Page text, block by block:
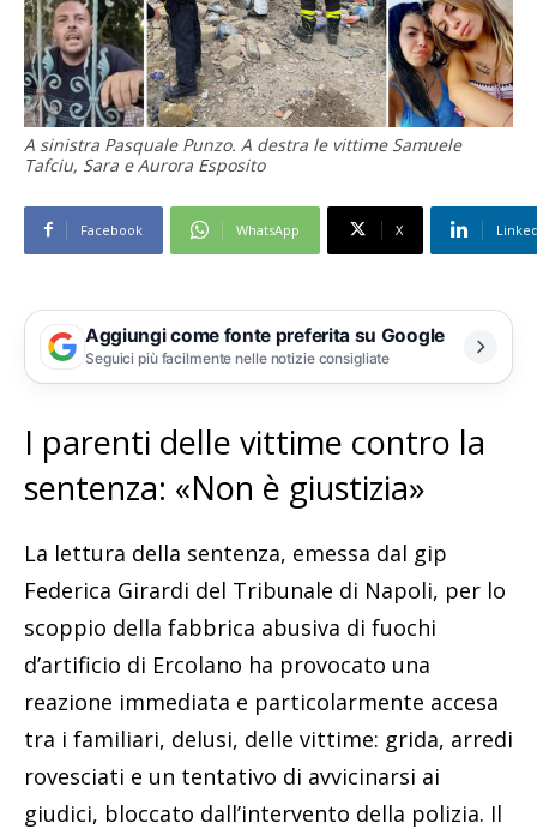
A sinistra Pasquale Punzo. A destra le vittime Samuele
Tafciu, Sara e Aurora Esposito
Facebook WhatsApp X
Aggiungi come fonte preferita su Google
Seguici più facilmente nelle notizie consigliate
I parenti delle vittime contro la
sentenza: «Non è giustizia»
La lettura della sentenza, emessa dal gip
Federica Girardi del Tribunale di Napoli, per lo
scoppio della fabbrica abusiva di fuochi
d’artificio di Ercolano ha provocato una
reazione immediata e particolarmente accesa
tra i familiari, delusi, delle vittime: grida, arredi
rovesciati e un tentativo di avvicinarsi ai
giudici, bloccato dall’intervento della polizia. Il